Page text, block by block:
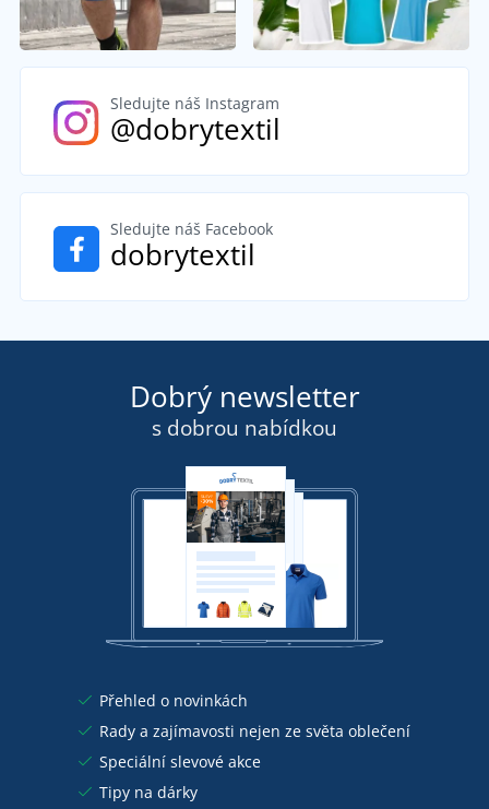
Sledujte náš Instagram
@dobrytextil
Sledujte náš Facebook
dobrytextil
Dobrý newsletter
s dobrou nabídkou
Přehled o novinkách
Rady a zajímavosti nejen ze světa oblečení
Speciální slevové akce
Tipy na dárky